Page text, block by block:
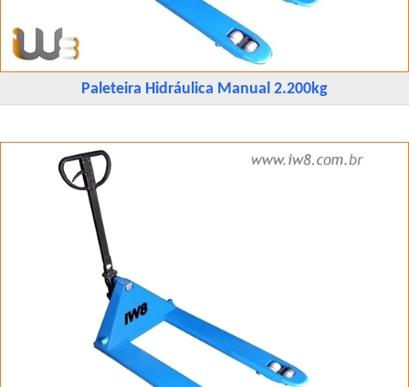
Paleteira Hidráulica Manual 2.200kg